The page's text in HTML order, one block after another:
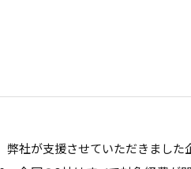
社が支援させていただきました